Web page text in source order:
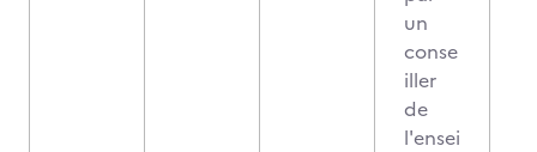
un
conse
iller
de
l'ensei